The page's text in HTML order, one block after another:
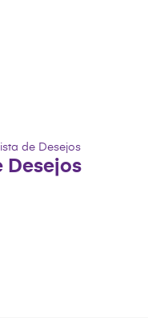
de Desejos
Desejos